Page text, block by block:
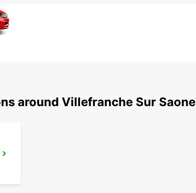
around Villefranche Sur Saone